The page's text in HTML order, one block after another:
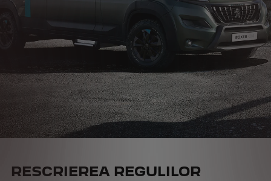
RESCRIEREA REGULILOR